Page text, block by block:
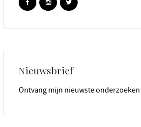
Nieuwsbrief
Ontvang mijn nieuwste